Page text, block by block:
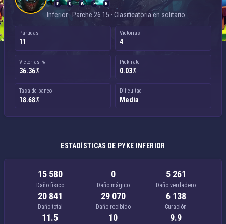
P Q W E R
Inferior · Parche 26.15 · Clasificatoria en solitario
Partidas
11
Victorias
4
Victorias %
36.36%
Pick rate
0.03%
Tasa de baneo
18.68%
Dificultad
Media
ESTADÍSTICAS DE PYKE INFERIOR
15 580
Daño físico
0
Daño mágico
5 261
Daño verdadero
20 841
Daño total
29 070
Daño recibido
6 138
Curación
11.5 10 9.9